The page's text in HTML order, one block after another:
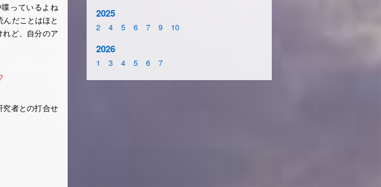
っているよね
だことはほと
ど、自分のア
究者との打合せ
2025
2 4 5 6 7 9 10
2026
1 3 4 5 6 7